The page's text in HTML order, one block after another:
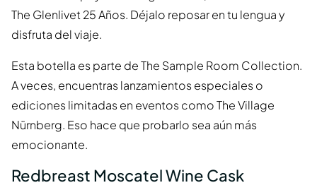
The Glenlivet 25 Años. Déjalo reposar en tu lengua y
disfruta del viaje.
Esta botella es parte de The Sample Room Collection.
A veces, encuentras lanzamientos especiales o
ediciones limitadas en eventos como The Village
Nürnberg. Eso hace que probarlo sea aún más
emocionante.
Redbreast Moscatel Wine Cask